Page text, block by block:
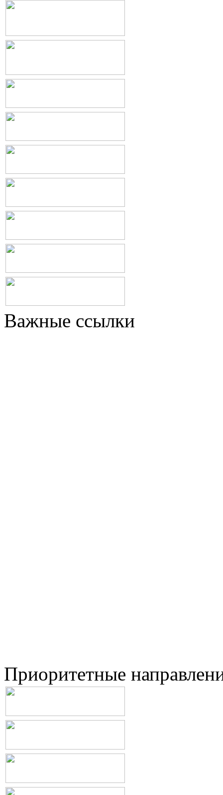
Важные ссылки
Приоритетные